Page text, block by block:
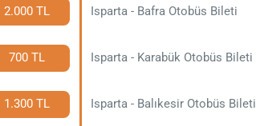
2.000 TL Isparta - Bafra Otobüs Bileti
700 TL Isparta - Karabük Otobüs Bileti
1.300 TL Isparta - Balıkesir Otobüs Bileti